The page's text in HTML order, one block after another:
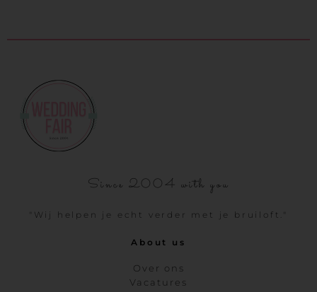
Since 2004 with you
"Wij helpen je echt verder met je bruiloft."
About us
Over ons
Vacatures